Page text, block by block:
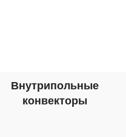
Внутрипольные
конвекторы